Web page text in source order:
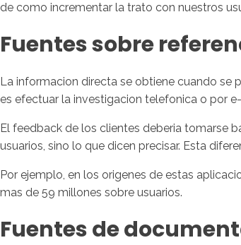
de como incrementar la trato con nuestros
Fuentes sobre
La informacion directa se obtiene cuando se
es efectuar la investigacion telefonica o por
El feedback de los clientes deberia tomarse
usuarios, sino lo que dicen precisar. Esta
Por ejemplo, en los origenes de estas
mas de 59 millones sobre usuarios.
Fuentes de